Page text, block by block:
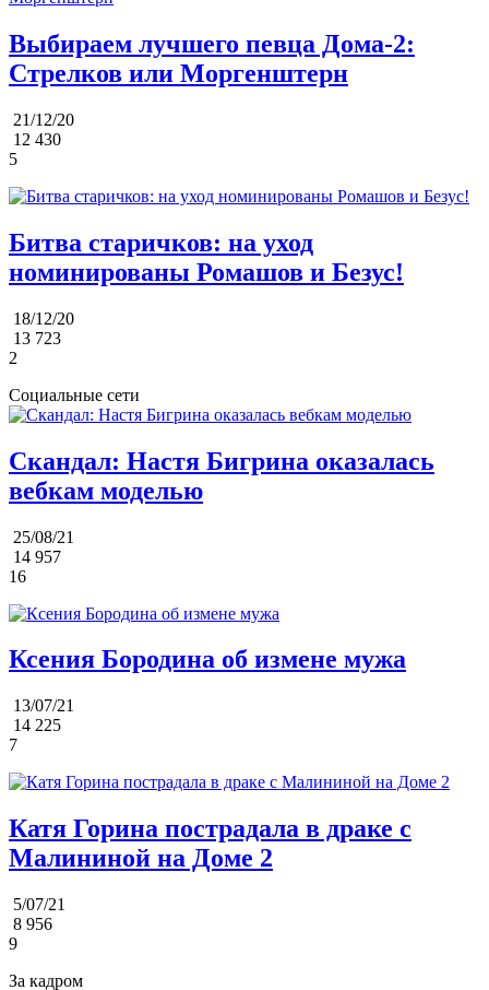
Выбираем лучшего певца Дома-2:
Стрелков или Моргенштерн
21/12/20
12 430
5
Битва старичков: на уход
номинированы Ромашов и Безус!
18/12/20
13 723
2
Социальные сети
Скандал: Настя Бигрина оказалась
вебкам моделью
25/08/21
14 957
16
Ксения Бородина об измене мужа
13/07/21
14 225
7
Катя Горина пострадала в драке с
Малининой на Доме 2
5/07/21
8 956
9
За кадром